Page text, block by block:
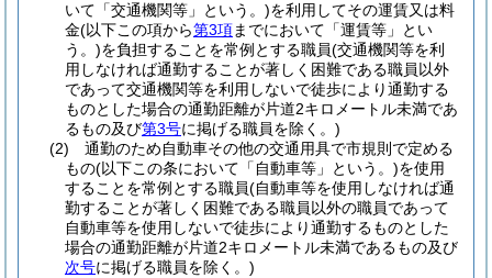
いて「交通機関等」という。)を利用してその運賃又は料
金(以下この項から第3項までにおいて「運賃等」とい
う。)を負担することを常例とする職員(交通機関等を利
用しなければ通勤することが著しく困難である職員以外
であって交通機関等を利用しないで徒歩により通勤する
ものとした場合の通勤距離が片道2キロメートル未満であ
るもの及び第3号に掲げる職員を除く。)
(2)
通勤のため自動車その他の交通用具で市規則で定める
もの(以下この条において「自動車等」という。)を使用
することを常例とする職員(自動車等を使用しなければ通
勤することが著しく困難である職員以外の職員であって
自動車等を使用しないで徒歩により通勤するものとした
場合の通勤距離が片道2キロメートル未満であるもの及び
次号に掲げる職員を除く。)